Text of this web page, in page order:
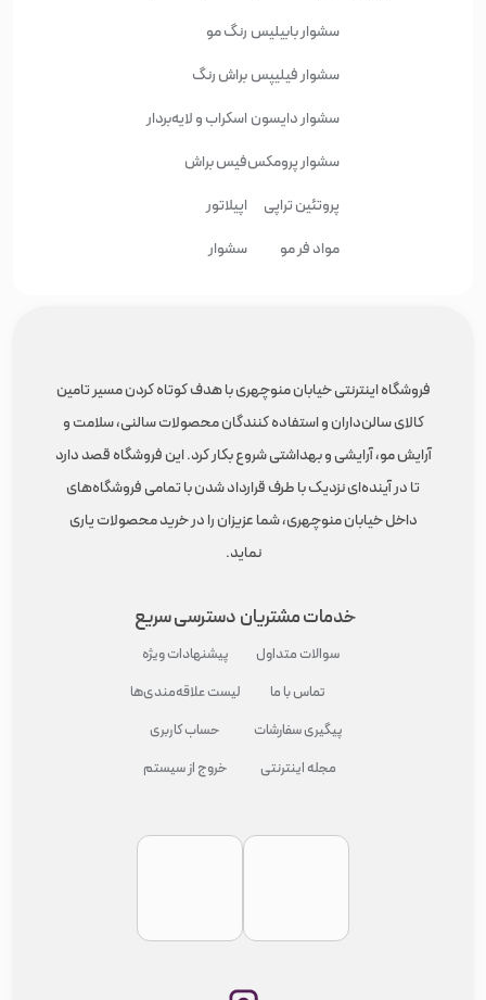
سشوار بابیلیس
سشوار فیلیپس
سشوار دایسون
سشوار پرومکس
پروتئین تراپی
مواد فر مو
رنگ مو
براش رنگ
اسکراب و لایه‌بردار
فیس براش
اپیلاتور
سشوار
فروشگاه اینترنتی خیابان منوچهری با هدف کوتاه کردن مسیر تامین
کالای سالن‌داران و استفاده کنندگان محصولات سالنی، سلامت و
آرایش مو، آرایشی و بهداشتی شروع بکار کرد. این فروشگاه قصد دارد
تا در آینده‌ای نزدیک با طرف قرارداد شدن با تمامی فروشگاه‌های
داخل خیابان منوچهری، شما عزیزان را در خرید محصولات یاری
نماید.
خدمات مشتریان
سوالات متداول
تماس با ما
پیگیری سفارشات
مجله اینترنتی
دسترسی سریع
پیشنهادات ویژه
لیست علاقه‌مندی‌ها
حساب کاربری
خروج از سیستم